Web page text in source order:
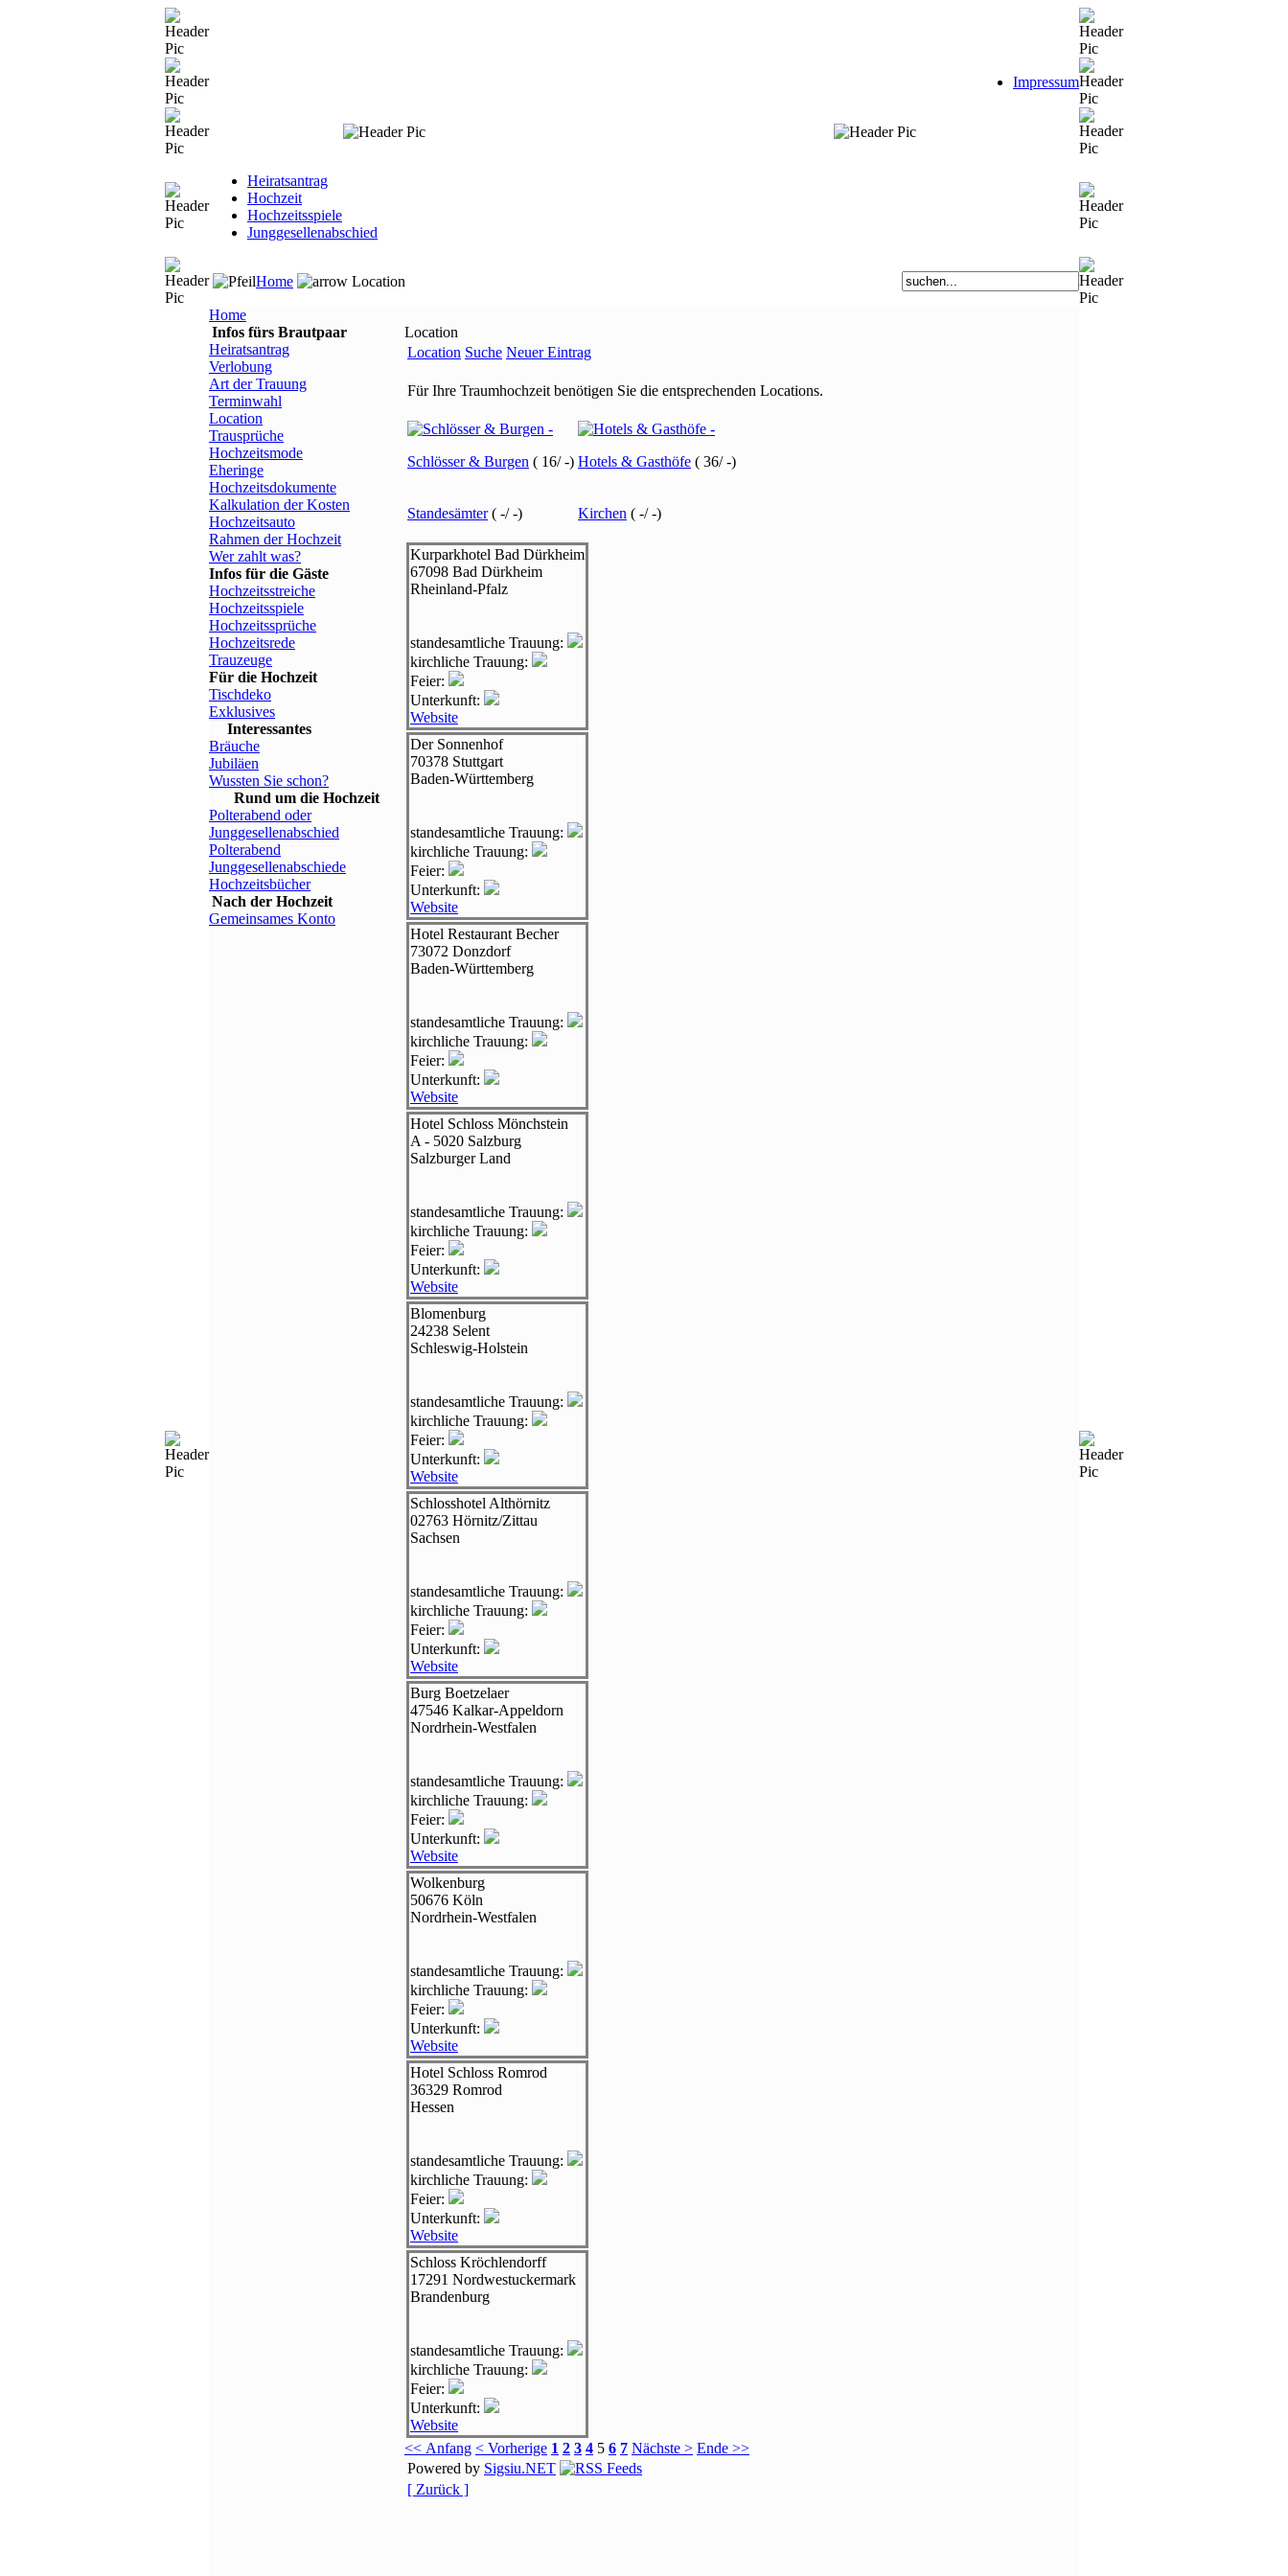
Impressum
Heiratsantrag
Hochzeit
Hochzeitsspiele
Junggesellenabschied
Home Location
Home
Infos fürs Brautpaar
Heiratsantrag
Verlobung
Art der Trauung
Terminwahl
Location
Trausprüche
Hochzeitsmode
Eheringe
Hochzeitsdokumente
Kalkulation der Kosten
Hochzeitsauto
Rahmen der Hochzeit
Wer zahlt was?
Infos für die Gäste
Hochzeitsstreiche
Hochzeitsspiele
Hochzeitssprüche
Hochzeitsrede
Trauzeuge
Für die Hochzeit
Tischdeko
Exklusives
Interessantes
Bräuche
Jubiläen
Wussten Sie schon?
Rund um die Hochzeit
Polterabend oder
Junggesellenabschied
Polterabend
Junggesellenabschiede
Hochzeitsbücher
Nach der Hochzeit
Gemeinsames Konto
Location
Location Suche Neuer Eintrag
Für Ihre Traumhochzeit benötigen Sie die entsprechenden Locations.
Schlösser & Burgen ( 16/ -) Hotels & Gasthöfe ( 36/ -)
Standesämter( -/ -) Kirchen ( -/ -)
Kurparkhotel Bad Dürkheim
67098 Bad Dürkheim
Rheinland-Pfalz
standesamtliche Trauung:
kirchliche Trauung:
Feier:
Unterkunft:
Website
Der Sonnenhof
70378 Stuttgart
Baden-Württemberg
standesamtliche Trauung:
kirchliche Trauung:
Feier:
Unterkunft:
Website
Hotel Restaurant Becher
73072 Donzdorf
Baden-Württemberg
standesamtliche Trauung:
kirchliche Trauung:
Feier:
Unterkunft:
Website
Hotel Schloss Mönchstein
A - 5020 Salzburg
Salzburger Land
standesamtliche Trauung:
kirchliche Trauung:
Feier:
Unterkunft:
Website
Blomenburg
24238 Selent
Schleswig-Holstein
standesamtliche Trauung:
kirchliche Trauung:
Feier:
Unterkunft:
Website
Schlosshotel Althörnitz
02763 Hörnitz/Zittau
Sachsen
standesamtliche Trauung:
kirchliche Trauung:
Feier:
Unterkunft:
Website
Burg Boetzelaer
47546 Kalkar-Appeldorn
Nordrhein-Westfalen
standesamtliche Trauung:
kirchliche Trauung:
Feier:
Unterkunft:
Website
Wolkenburg
50676 Köln
Nordrhein-Westfalen
standesamtliche Trauung:
kirchliche Trauung:
Feier:
Unterkunft:
Website
Hotel Schloss Romrod
36329 Romrod
Hessen
standesamtliche Trauung:
kirchliche Trauung:
Feier:
Unterkunft:
Website
Schloss Kröchlendorff
17291 Nordwestuckermark
Brandenburg
standesamtliche Trauung:
kirchliche Trauung:
Feier:
Unterkunft:
Website
<< Anfang < Vorherige 1 2 3 4 5 6 7 Nächste > Ende >>
Powered by Sigsiu.NET
[ Zurück ]